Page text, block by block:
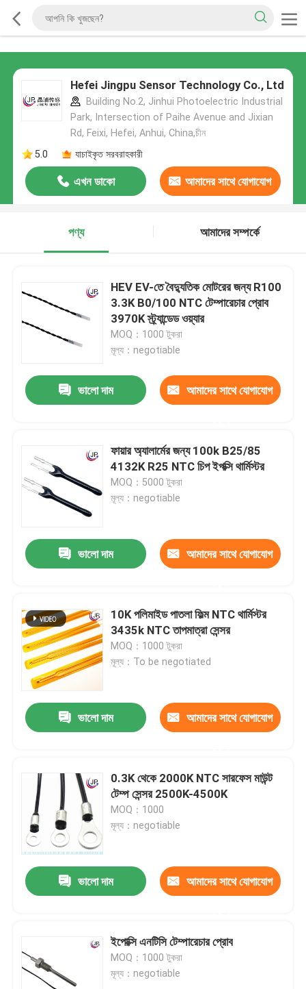
Hefei Jingpu Sensor Technology Co., Ltd
Building No.2, Jinhui Photoelectric Industrial
Park, Intersection of Paihe Avenue and Jixian
Rd, Feixi, Hefei, Anhui, China,চীন
5.0
যাচাইকৃত সরবরাহকারী
এখন ডাকো আমাদের সাথে যোগাযোগ
পণ্য
আমাদের সম্পর্কে
HEV EV-তে বৈদ্যুতিক মোটরের জন্য R100
3.3K B0/100 NTC টেম্পারেচার প্রোব
3970K স্ট্র্যান্ডেড ওয়্যার
MOQ：1000 টুকরা
মূল্য：negotiable
ভালো দাম আমাদের সাথে যোগাযোগ
ফায়ার অ্যালার্মের জন্য 100k B25/85
4132K R25 NTC চিপ ইপক্সি থার্মিস্টর
MOQ：5000 টুকরা
মূল্য：negotiable
ভালো দাম আমাদের সাথে যোগাযোগ
10K পলিমাইড পাতলা ফিল্ম NTC থার্মিস্টর
3435k NTC তাপমাত্রা সেন্সর
MOQ：1000 টুকরা
মূল্য：To be negotiated
ভালো দাম আমাদের সাথে যোগাযোগ
0.3K থেকে 2000K NTC সারফেস মাউন্ট
টেম্প সেন্সর 2500K-4500K
MOQ：1000
মূল্য：negotiable
ভালো দাম আমাদের সাথে যোগাযোগ
ইপোক্সি এনটিসি টেম্পারেচার প্রোব
MOQ：1000 টুকরা
মূল্য：negotiable